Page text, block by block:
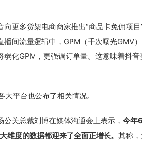
向更多货架电商商家推出“商品卡免佣项
间流量逻辑中，GPM（千次曝光GMV
弱化GPM，更强调订单量。这意味着抖
平台也公布了相关情况。
关总裁刘博在媒体沟通会上表示， 今年
维度的数据都迎来了全面正增长。 其称